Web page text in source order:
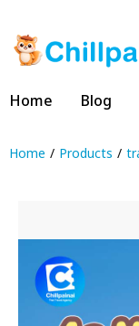
Home Blog
Home Products